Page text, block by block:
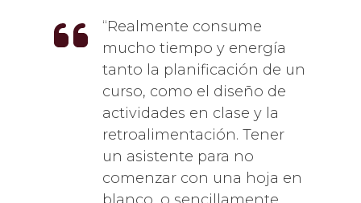
Realmente consume
mucho tiempo y energía
tanto la planificación de un
curso, como el diseño de
actividades en clase y la
retroalimentación. Tener
un asistente para no
comenzar con una hoja en